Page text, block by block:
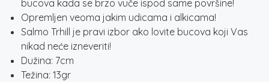
bucova kada se brzo vuče ispod same površine!
Opremljen veoma jakim udicama i alkicama!
Salmo Trhill je pravi izbor ako lovite bucova koji Vas
nikad neće izneveriti!
Dužina: 7cm
Težina: 13gr